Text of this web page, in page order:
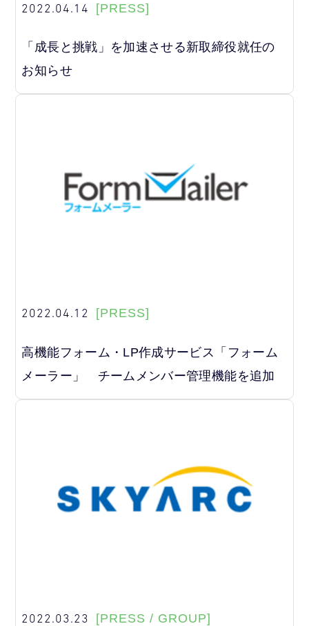
2022.04.14 [PRESS]
「成長と挑戦」を加速させる新取締役就任の
お知らせ
2022.04.12 [PRESS]
高機能フォーム・LP作成サービス「フォーム
メーラー」 チームメンバー管理機能を追加
2022.03.23 [PRESS / GROUP]